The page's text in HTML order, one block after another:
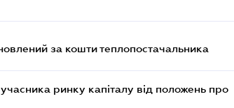
за кошти теплопостачальника
ринку капіталу від положень про